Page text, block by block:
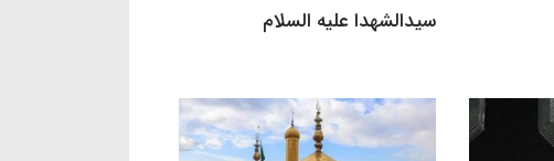
سیدالشهدا علیه السلام